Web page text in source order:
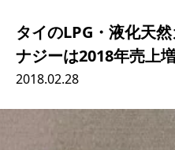
タイのLPG・液化天
ナジーは2018年売上
2018.02.28